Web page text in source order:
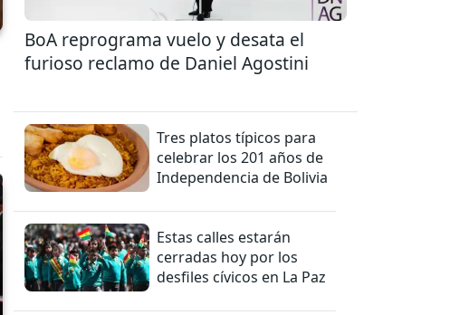
BoA reprograma vuelo y desata el
furioso reclamo de Daniel Agostini
Tres platos típicos para
celebrar los 201 años de
Independencia de Bolivia
Estas calles estarán
cerradas hoy por los
desfiles cívicos en La Paz